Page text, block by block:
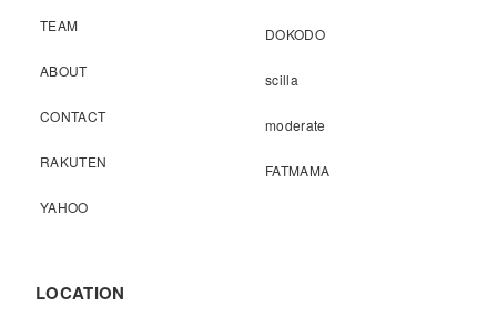
TEAM
ABOUT
CONTACT
RAKUTEN
YAHOO
DOKODO
scilla
moderate
FATMAMA
LOCATION